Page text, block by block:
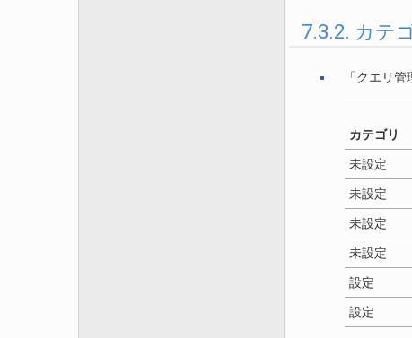
7.3.2. カテ
「クエリ
カテゴリ
未設定
未設定
未設定
未設定
設定
設定